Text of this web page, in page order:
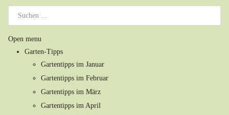
Open menu
Garten-Tipps
Gartentipps im Januar
Gartentipps im Februar
Gartentipps im März
Gartentipps im April